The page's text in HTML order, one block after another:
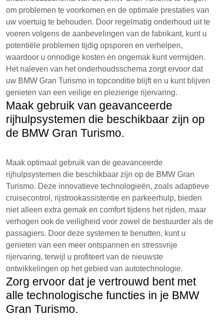
om problemen te voorkomen en de optimale prestaties van
uw voertuig te behouden. Door regelmatig onderhoud uit te
voeren volgens de aanbevelingen van de fabrikant, kunt u
potentiële problemen tijdig opsporen en verhelpen,
waardoor u onnodige kosten en ongemak kunt vermijden.
Het naleven van het onderhoudsschema zorgt ervoor dat
uw BMW Gran Turismo in topconditie blijft en u kunt blijven
genieten van een veilige en plezierige rijervaring.
Maak gebruik van geavanceerde
rijhulpsystemen die beschikbaar zijn op
de BMW Gran Turismo.
Maak optimaal gebruik van de geavanceerde
rijhulpsystemen die beschikbaar zijn op de BMW Gran
Turismo. Deze innovatieve technologieën, zoals adaptieve
cruisecontrol, rijstrookassistentie en parkeerhulp, bieden
niet alleen extra gemak en comfort tijdens het rijden, maar
verhogen ook de veiligheid voor zowel de bestuurder als de
passagiers. Door deze systemen te benutten, kunt u
genieten van een meer ontspannen en stressvrije
rijervaring, terwijl u profiteert van de nieuwste
ontwikkelingen op het gebied van autotechnologie.
Zorg ervoor dat je vertrouwd bent met
alle technologische functies in je BMW
Gran Turismo.